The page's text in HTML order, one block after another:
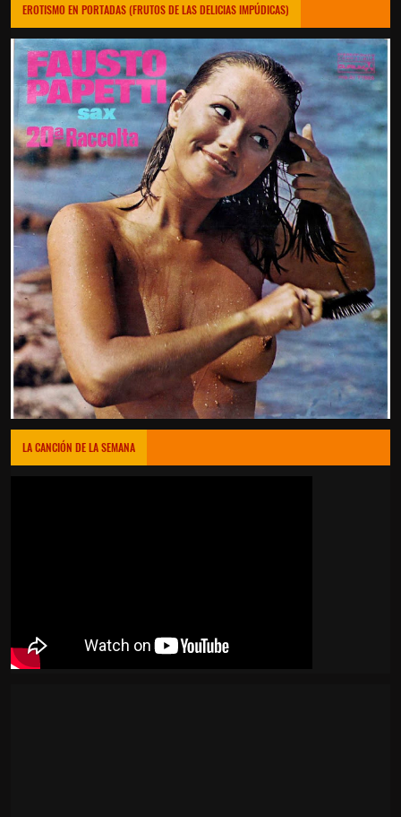
EROTISMO EN PORTADAS (FRUTOS DE LAS DELICIAS IMPÚDICAS)
LA CANCIÓN DE LA SEMANA